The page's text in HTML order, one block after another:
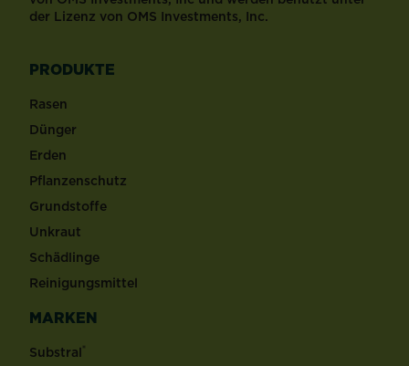
der Lizenz von OMS Investments, Inc.
PRODUKTE
Rasen
Dünger
Erden
Pflanzenschutz
Grundstoffe
Unkraut
Schädlinge
Reinigungsmittel
MARKEN
Substral®